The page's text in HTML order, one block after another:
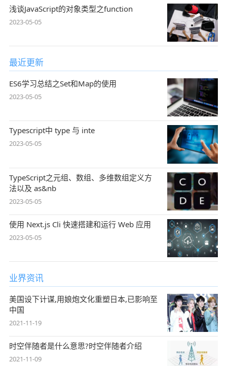
浅谈JavaScript的对象类型之function
2023-05-05
最近更新
ES6学习总结之Set和Map的使用
2023-05-05
Typescript中 type 与 inte
2023-05-05
TypeScript之元组、数组、多维数组定义方
法以及 as&nb
2023-05-05
使用 Next.js Cli 快速搭建和运行 Web 应用
2023-05-05
业界资讯
美国设下计谋,用娘炮文化重塑日本,已影响至
中国
2021-11-19
时空伴随者是什么意思?时空伴随者介绍
2021-11-09